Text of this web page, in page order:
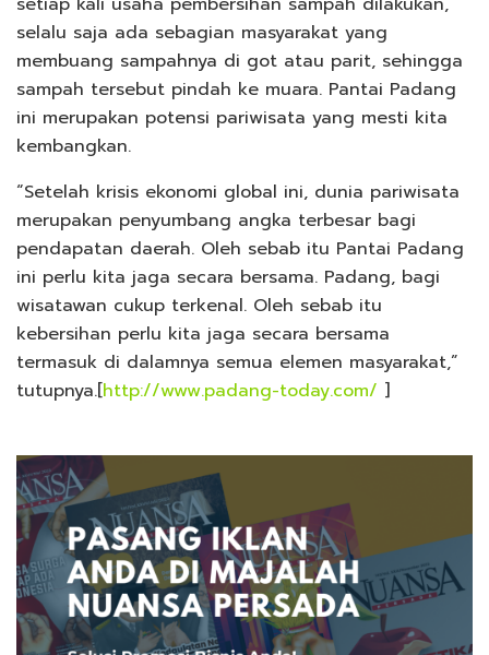
selalu saja ada sebagian masyarakat yang
membuang sampahnya di got atau parit, sehingga
sampah tersebut pindah ke muara. Pantai Padang
ini merupakan potensi pariwisata yang mesti kita
kembangkan.
“Setelah krisis ekonomi global ini, dunia pariwisata
merupakan penyumbang angka terbesar bagi
pendapatan daerah. Oleh sebab itu Pantai Padang
ini perlu kita jaga secara bersama. Padang, bagi
wisatawan cukup terkenal. Oleh sebab itu
kebersihan perlu kita jaga secara bersama
termasuk di dalamnya semua elemen masyarakat,”
tutupnya.[http://www.padang-today.com/ ]